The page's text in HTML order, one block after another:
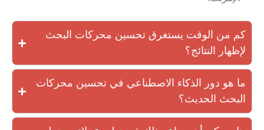
كم من الوقت يستغرق تحسين محركات البحث
لإظهار النتائج؟
ما هو دور الذكاء الاصطناعي في تحسين محركات
البحث الحديث؟